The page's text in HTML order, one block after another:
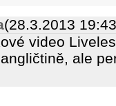
(28.3.2013
video
ale